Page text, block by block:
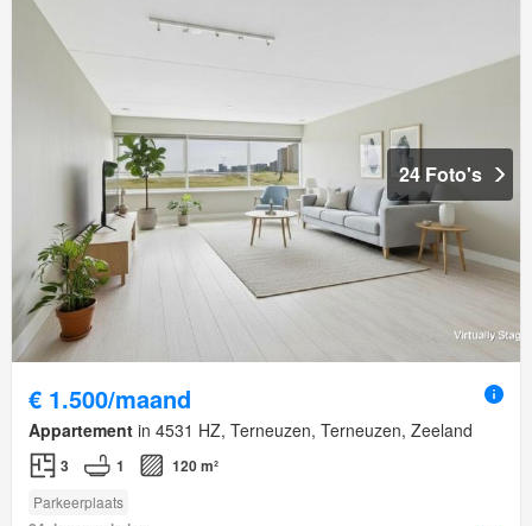
24 Foto's
€ 1.500/maand
Appartement in 4531 HZ, Terneuzen, Terneuzen, Zeeland
3 1 120 m²
Parkeerplaats